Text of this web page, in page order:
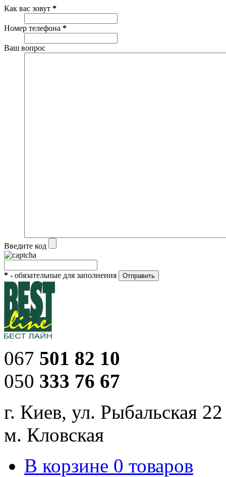
Как вас зовут *
Номер телефона *
Ваш вопрос
Введите код
* - обязательные для заполнения
067 501 82 10
050 333 76 67
г. Киев, ул. Рыбальская 22
м. Кловская
В корзине 0 товаров